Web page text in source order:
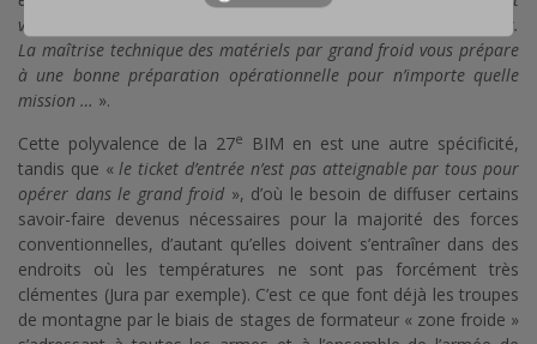
vous prépare à des engagements dans tous les milieux exigeants.
La maîtrise technique des matériels par grand froid vous prépare
à une bonne préparation opérationnelle pour n’importe quelle
mission … ».
Cette polyvalence de la 27e
BIM en est une autre spécificité,
tandis que «le ticket d’entrée n’est pas atteignable par tous pour
opérer dans le grand froid », d’où le besoin de diffuser certains
savoir-faire devenus nécessaires pour la majorité des forces
conventionnelles, d’autant qu’elles doivent s’entraîner dans des
endroits où les températures ne sont pas forcément très
clémentes (Jura par exemple). C’est ce que font déjà les troupes
de montagne par le biais de stages de formateur « zone froide »